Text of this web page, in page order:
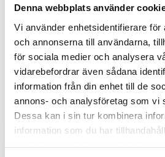
Denna webbplats använder
Vi använder enhetsidentifierare för
och annonserna till användarna,
för sociala medier och analysera
vidarebefordrar även sådana
information från din enhet till de
annons- och analysföretag som vi
Dessa kan i sin tur kombinera
information som du har
Franke AMX 120
(utgått)
INFO